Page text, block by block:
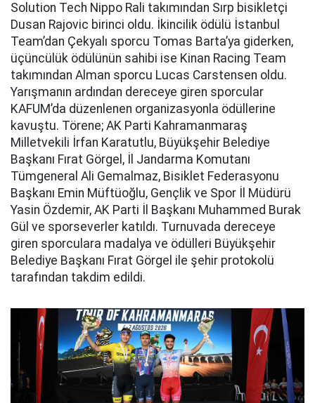
Solution Tech Nippo Rali takımından Sırp bisikletçi
Dusan Rajovic birinci oldu. İkincilik ödülü İstanbul
Team’dan Çekyalı sporcu Tomas Barta’ya giderken,
üçüncülük ödülünün sahibi ise Kinan Racing Team
takımından Alman sporcu Lucas Carstensen oldu.
Yarışmanın ardından dereceye giren sporcular
KAFUM’da düzenlenen organizasyonla ödüllerine
kavuştu. Törene; AK Parti Kahramanmaraş
Milletvekili İrfan Karatutlu, Büyükşehir Belediye
Başkanı Fırat Görgel, İl Jandarma Komutanı
Tümgeneral Ali Gemalmaz, Bisiklet Federasyonu
Başkanı Emin Müftüoğlu, Gençlik ve Spor İl Müdürü
Yasin Özdemir, AK Parti İl Başkanı Muhammed Burak
Gül ve sporseverler katıldı. Turnuvada dereceye
giren sporculara madalya ve ödülleri Büyükşehir
Belediye Başkanı Fırat Görgel ile şehir protokolü
tarafından takdim edildi.